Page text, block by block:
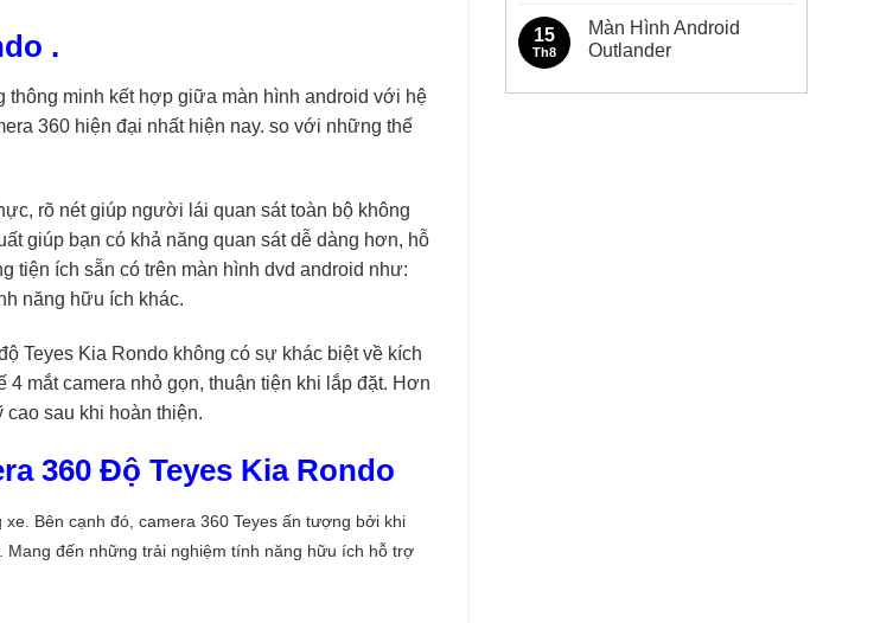
Android
Honda
Civic
bình
luận
ở
15
Th8
Màn Hình Android
Outlander
có
.
thông minh kết hợp giữa màn hình android với hệ
360 hiện đại nhất hiện nay. so với những thế
rõ nét giúp người lái quan sát toàn bộ không
giúp bạn có khả năng quan sát dễ dàng hơn, hỗ
tiện ích sẵn có trên màn hình dvd android như:
năng hữu ích khác.
Teyes Kia Rondo không có sự khác biệt về kích
mắt camera nhỏ gọn, thuận tiện khi lắp đặt. Hơn
cao sau khi hoàn thiện.
360 Độ Teyes Kia Rondo
Bên cạnh đó, camera 360 Teyes ấn tượng bởi khi
đến những trải nghiệm tính năng hữu ích hỗ trợ